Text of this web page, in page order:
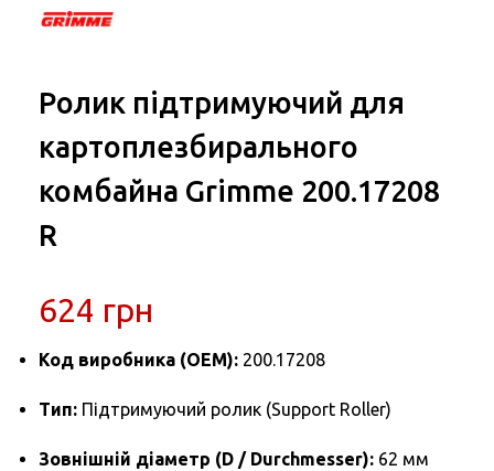
Ролик підтримуючий для
картоплезбирального
комбайна Grimme 200.17208
R
624 грн
Код виробника (OEM): 200.17208
Тип: Підтримуючий ролик (Support Roller)
Зовнішній діаметр (D / Durchmesser): 62 мм